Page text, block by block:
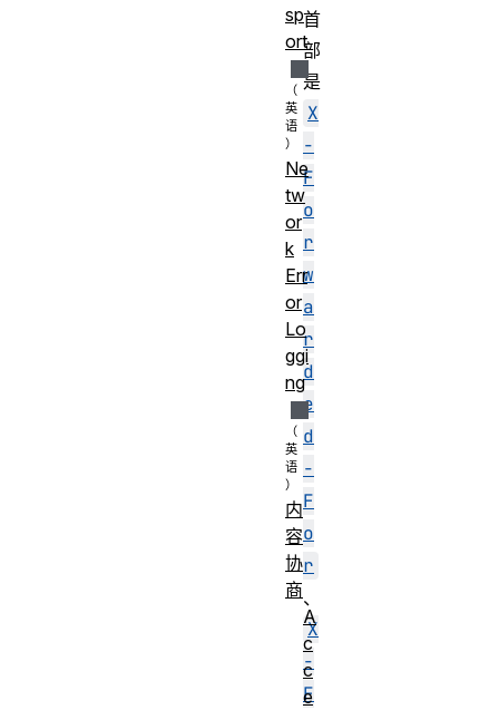
首
部
是
X
-
F
o
r
w
a
r
d
e
d
-
F
o
r
、
X
-
F
sp
ort
Ne
tw
or
k
Err
or
Lo
ggi
ng
内
容
协
商
A
c
c
e